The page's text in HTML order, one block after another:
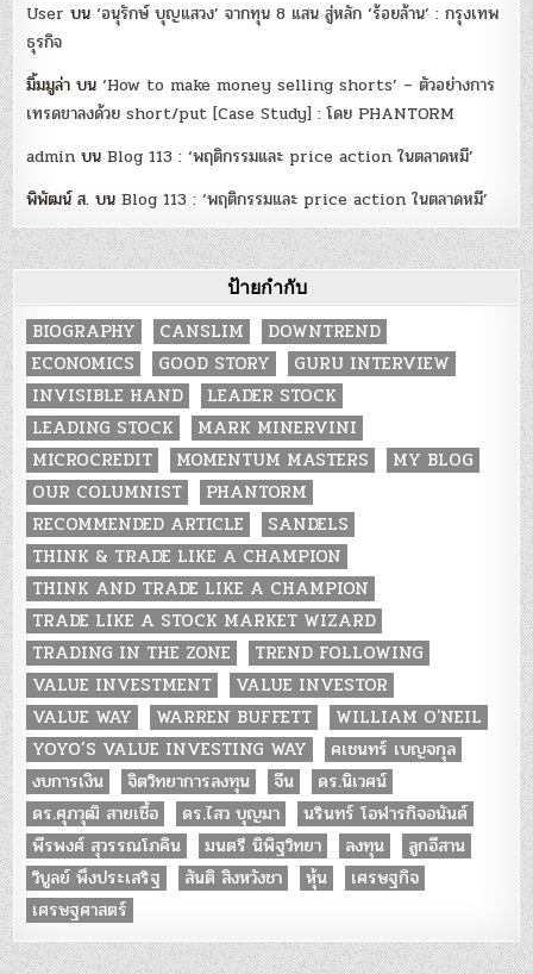
User บน‘อนุรักษ์ บุญแสวง’ จากทุน 8 แสน สู่หลัก ‘ร้อยล้าน’ : กรุงเทพ
ธุรกิจ
มิ้มมูล่า บน‘How to make money selling shorts’ – ตัวอย่างการ
เทรดขาลงด้วย short/put [Case Study] : โดย PHANTORM
admin บนBlog 113 : ‘พฤติกรรมและ price action ในตลาดหมี’
พิพัฒน์ ส. บนBlog 113 : ‘พฤติกรรมและ price action ในตลาดหมี’
ป้ายกำกับ
BIOGRAPHY CANSLIM
DOWNTREND
ECONOMICS
GOOD STORY
GURU INTERVIEW
INVISIBLE HAND
LEADER STOCK
LEADING STOCK
MARK MINERVINI
MICROCREDIT
MOMENTUM MASTERS
MY BLOG
OUR COLUMNIST
PHANTORM
RECOMMENDED ARTICLE
SANDELS
THINK & TRADE LIKE A CHAMPION
THINK AND TRADE LIKE A CHAMPION
TRADE LIKE A STOCK MARKET WIZARD
TRADING IN THE ZONE
TREND FOLLOWING
VALUE INVESTMENT
VALUE INVESTOR
VALUE WAY
WARREN BUFFETT
WILLIAM O'NEIL
YOYO’S VALUE INVESTING WAY
คเชนทร์ เบญจกุล
งบการเงิน
จิตวิทยาการลงทุน จีน
ดร.นิเวศน์
ดร.ศุภวุฒิ สายเชื้อ
ดร.ไสว บุญมา
นรินทร์ โอฬารกิจอนันต์
พีรพงศ์ สุวรรณโภคิน
มนตรี นิพิฐวิทยา ลงทุน
ลูกอีสาน
วิบูลย์ พึงประเสริฐ
สันติ สิงหวังชา หุ้น
เศรษฐกิจ
เศรษฐศาสตร์